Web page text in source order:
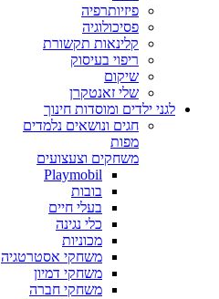
פיזיותרפיה
פסיכולוגיה
קלינאות תקשורת
ריפוי בעיסוק
שיקום
שלי זאנטקרן
לגני ילדים ומוסדות חינוך
חגים ונושאים נלמדים
מפות
משחקים וצעצועים
Playmobil
בובות
בעלי חיים
כלי נגינה
מכוניות
משחקי אסטרטגיה
משחקי דמיון
משחקי חברה